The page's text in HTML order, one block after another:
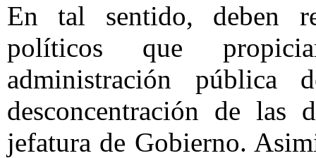
En tal sentido, deben
políticos que
administración
desconcentración de las
jefatura de Gobierno.